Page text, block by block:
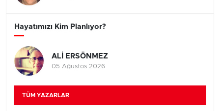
Hayatımızı Kim Planlıyor?
ALİ ERSÖNMEZ
05 Ağustos 2026
TÜM YAZARLAR